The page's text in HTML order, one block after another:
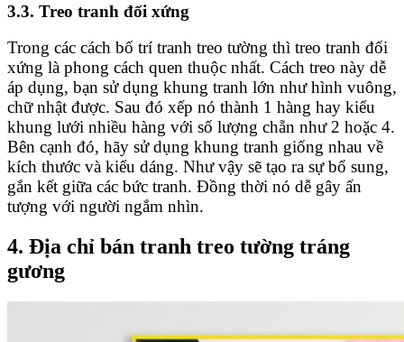
3.3. Treo tranh đối xứng
Trong các cách bố trí tranh treo tường thì treo tranh đối
xứng là phong cách quen thuộc nhất. Cách treo này dễ
áp dụng, bạn sử dụng khung tranh lớn như hình vuông,
chữ nhật được. Sau đó xếp nó thành 1 hàng hay kiểu
khung lưới nhiều hàng với số lượng chẵn như 2 hoặc 4.
Bên cạnh đó, hãy sử dụng khung tranh giống nhau về
kích thước và kiểu dáng. Như vậy sẽ tạo ra sự bổ sung,
gắn kết giữa các bức tranh. Đồng thời nó dễ gây ấn
tượng với người ngắm nhìn.
4. Địa chỉ bán tranh treo tường tráng
gương